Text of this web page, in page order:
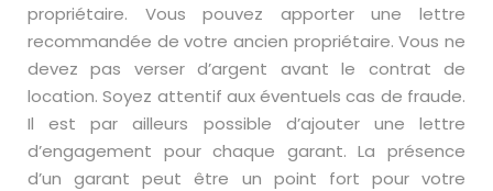
propriétaire. Vous pouvez apporter une lettre
recommandée de votre ancien propriétaire. Vous ne
devez pas verser d’argent avant le contrat de
location. Soyez attentif aux éventuels cas de fraude.
Il est par ailleurs possible d’ajouter une lettre
d’engagement pour chaque garant. La présence
d’un garant peut être un point fort pour votre